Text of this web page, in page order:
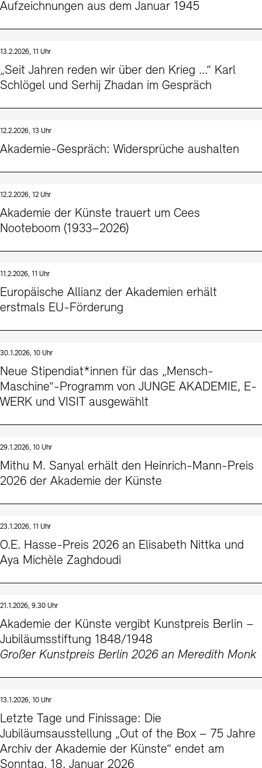
Aufzeichnungen aus dem Januar 1945
13.2.2026, 11 Uhr
„Seit Jahren reden wir über den Krieg …“ Karl
Schlögel und Serhij Zhadan im Gespräch
12.2.2026, 13 Uhr
Akademie-Gespräch: Widersprüche aushalten
12.2.2026, 12 Uhr
Akademie der Künste trauert um Cees
Nooteboom (1933–2026)
11.2.2026, 11 Uhr
Europäische Allianz der Akademien erhält
erstmals EU-Förderung
30.1.2026, 10 Uhr
Neue Stipendiat*innen für das „Mensch-
Maschine“-Programm von JUNGE AKADEMIE, E-
WERK und VISIT ausgewählt
29.1.2026, 10 Uhr
Mithu M. Sanyal erhält den Heinrich-Mann-Preis
2026 der Akademie der Künste
23.1.2026, 11 Uhr
O.E. Hasse-Preis 2026 an Elisabeth Nittka und
Aya Michèle Zaghdoudi
21.1.2026, 9.30 Uhr
Akademie der Künste vergibt Kunstpreis Berlin –
Jubiläumsstiftung 1848/1948
Großer Kunstpreis Berlin 2026 an Meredith Monk
13.1.2026, 10 Uhr
Letzte Tage und Finissage: Die
Jubiläumsausstellung „Out of the Box – 75 Jahre
Archiv der Akademie der Künste“ endet am
Sonntag, 18. Januar 2026